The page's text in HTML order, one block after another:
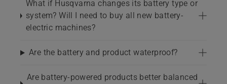
What if Husqvarna changes its battery type or
system? Will I need to buy all new battery-
electric machines?
Are the battery and product waterproof?
Are battery-powered products better balanced